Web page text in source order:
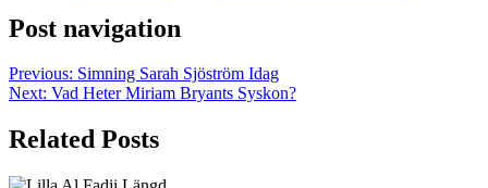
Post navigation
Previous: Simning Sarah Sjöström Idag
Next: Vad Heter Miriam Bryants Syskon?
Related Posts